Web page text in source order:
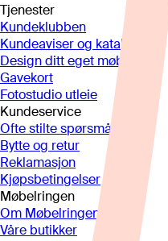
Tjenester
Kundeklubben
Kundeaviser og kataloger
Design ditt eget møbel
Gavekort
Fotostudio utleie
Kundeservice
Ofte stilte spørsmål
Bytte og retur
Reklamasjon
Kjøpsbetingelser
Møbelringen
Om Møbelringen
Våre butikker